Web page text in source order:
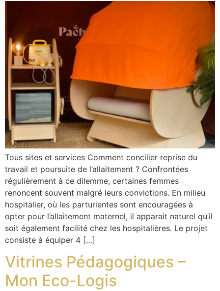
Tous sites et services Comment concilier reprise du
travail et poursuite de l’allaitement ? Confrontées
régulièrement à ce dilemme, certaines femmes
renoncent souvent malgré leurs convictions. En milieu
hospitalier, où les parturientes sont encouragées à
opter pour l’allaitement maternel, il apparait naturel qu’il
soit également facilité chez les hospitalières. Le projet
consiste à équiper 4 […]
Vitrines Pédagogiques –
Mon Eco-Logis